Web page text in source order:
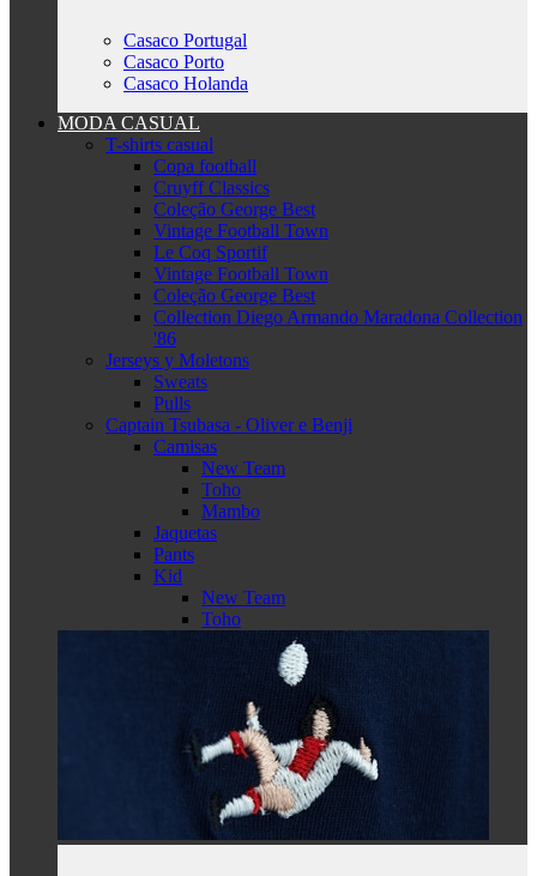
Casaco Portugal
Casaco Porto
Casaco Holanda
MODA CASUAL
T-shirts casual
Copa football
Cruyff Classics
Coleção George Best
Vintage Football Town
Le Coq Sportif
Vintage Football Town
Coleção George Best
Collection Diego Armando Maradona Collection
'86
Jerseys y Moletons
Sweats
Pulls
Captain Tsubasa - Oliver e Benji
Camisas
New Team
Toho
Mambo
Jaquetas
Pants
Kid
New Team
Toho